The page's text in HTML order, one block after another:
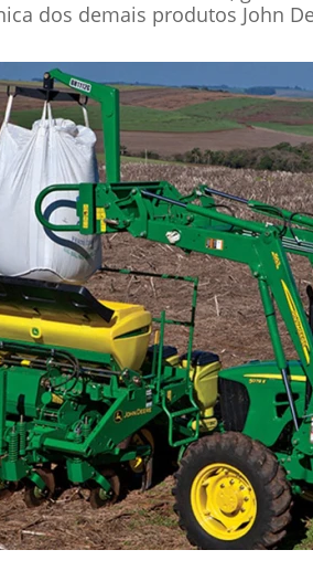
dos demais produtos John